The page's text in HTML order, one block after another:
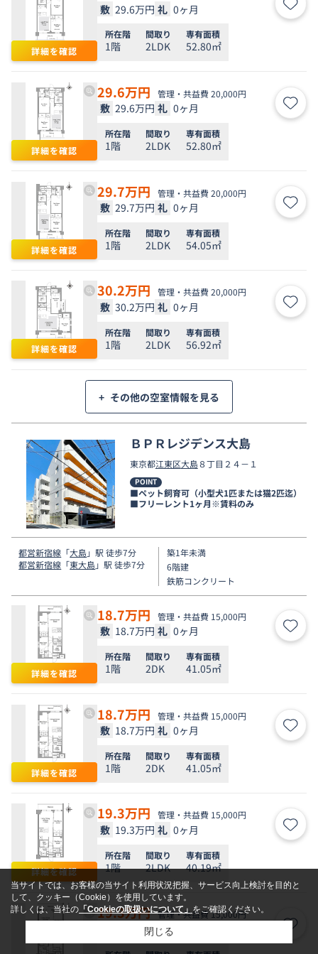
詳細を確認
敷 29.6万円 礼 0ヶ月 お気
所在階
1階
間取り
2LDK
専有面積
52.80㎡
詳細を確認
29.6万円 管理・共益費 20,000円
敷 29.6万円 礼 0ヶ月 お気
所在階
1階
間取り
2LDK
専有面積
52.80㎡
詳細を確認
29.7万円 管理・共益費 20,000円
敷 29.7万円 礼 0ヶ月 お気
所在階
1階
間取り
2LDK
専有面積
54.05㎡
詳細を確認
30.2万円 管理・共益費 20,000円
敷 30.2万円 礼 0ヶ月 お気
所在階
1階
間取り
2LDK
専有面積
56.92㎡
+ その他の空室情報を見る
ＢＰＲレジデンス大島
東京都江東区大島８丁目２４－１
POINT
■ペット飼育可（小型犬1匹または猫2匹迄）
■フリーレント1ヶ月※賃料のみ
都営新宿線 「大島」駅 徒歩7分
都営新宿線 「東大島」駅 徒歩7分
築1年未満
6階建
鉄筋コンクリート
詳細を確認
18.7万円 管理・共益費 15,000円
敷 18.7万円 礼 0ヶ月 お気
所在階
1階
間取り
2DK
専有面積
41.05㎡
詳細を確認
18.7万円 管理・共益費 15,000円
敷 18.7万円 礼 0ヶ月 お気
所在階
1階
間取り
2DK
専有面積
41.05㎡
詳細を確認
19.3万円 管理・共益費 15,000円
敷 19.3万円 礼 0ヶ月 お気
所在階
1階
間取り
2LDK
専有面積
40.19㎡
19.3万円 管理・共益費 15,000円
19.3万円 礼 お気
当サイトでは、お客様の当サイト利用状況把握、サービス向上検討を目的と
して、クッキー（Cookie）を使用しています。
詳しくは、当社の 「Cookieの取扱いについて」 をご確認ください。
閉じる